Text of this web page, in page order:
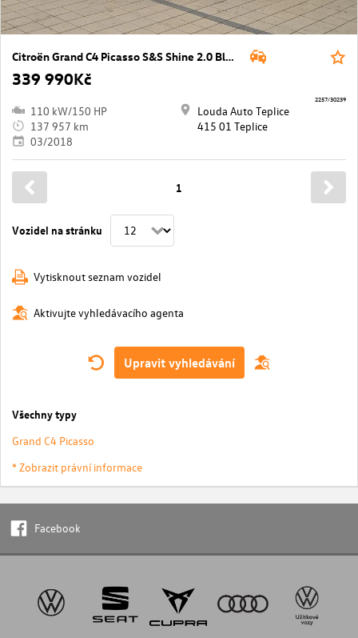
Citroën Grand C4 Picasso S&S Shine 2.0 BlueHDI 110 kW manuál ,
339 990Kč
110 kW/150 HP
137 957 km
03/2018
Louda Auto Teplice
415 01 Teplice
2257/30239
Vozidel na stránku
1
Vytisknout seznam vozidel
Aktivujte vyhledávacího agenta
Upravit vyhledávání
Všechny typy
Grand C4 Picasso
* Zobrazit právní informace
Facebook